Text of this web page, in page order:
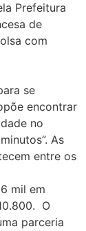
Prefeitura
de
com
se
encontrar
no
As
entre os
mil em
O
parceria